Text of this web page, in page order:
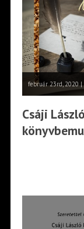
február 23rd, 2020 |
Csáji